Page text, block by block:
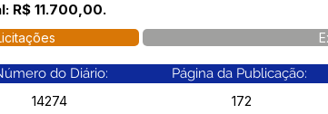
R$ 11.700,00.
do Diário: Página da Publicação:
14274 172